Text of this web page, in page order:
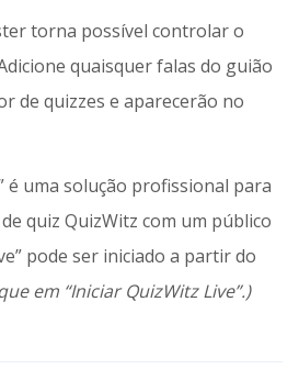
torna possível controlar o
quaisquer falas do guião
de quizzes e aparecerão no
é uma solução profissional para
quiz QuizWitz com um público
pode ser iniciado a partir do
em “Iniciar QuizWitz Live”.)